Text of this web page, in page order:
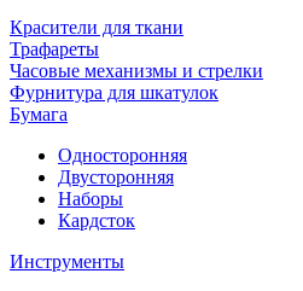
Красители для ткани
Трафареты
Часовые механизмы и стрелки
Фурнитура для шкатулок
Бумага
Односторонняя
Двусторонняя
Наборы
Кардсток
Инструменты